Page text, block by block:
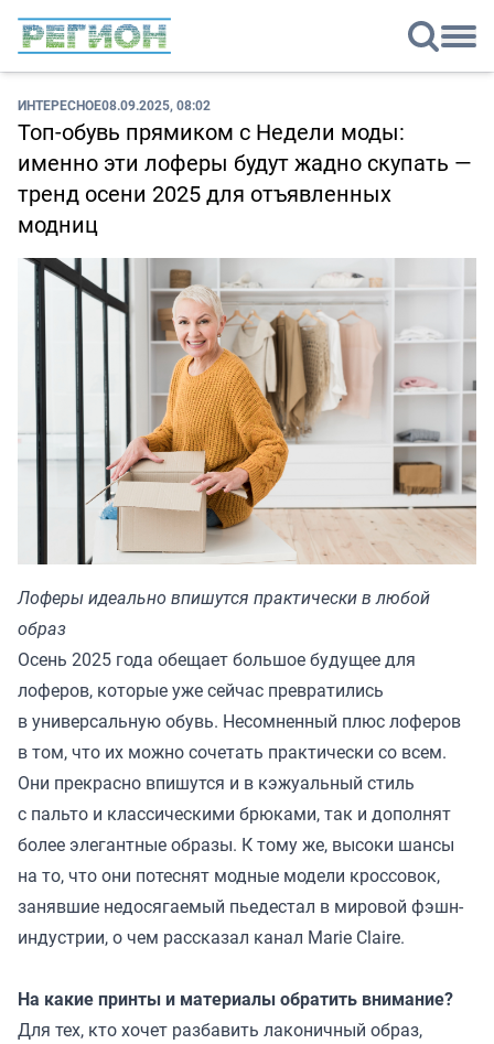
ИНТЕРЕСНОЕ08.09.2025, 08:02
Топ-обувь прямиком с Недели моды:
именно эти лоферы будут жадно скупать —
тренд осени 2025 для отъявленных
модниц
Лоферы идеально впишутся практически в любой
образ
Осень 2025 года обещает большое будущее для
лоферов, которые уже сейчас превратились
в универсальную обувь. Несомненный плюс лоферов
в том, что их можно сочетать практически со всем.
Они прекрасно впишутся и в кэжуальный стиль
с пальто и классическими брюками, так и дополнят
более элегантные образы. К тому же, высоки шансы
на то, что они потеснят модные модели кроссовок,
занявшие недосягаемый пьедестал в мировой фэшн-
индустрии, о чем рассказал канал Marie Claire.
На какие принты и материалы обратить внимание?
Для тех, кто хочет разбавить лаконичный образ,